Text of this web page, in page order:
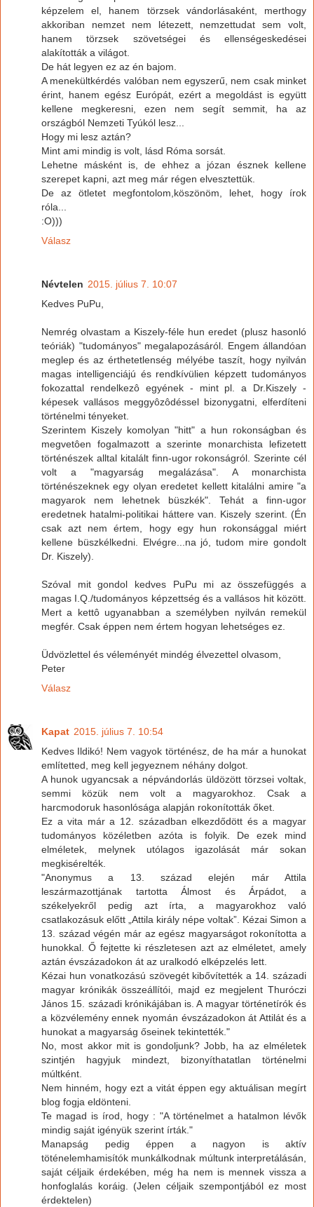
képzelem el, hanem törzsek vándorlásaként, merthogy
akkoriban nemzet nem létezett, nemzettudat sem volt,
hanem törzsek szövetségei és ellenségeskedései
alakították a világot.
De hát legyen ez az én bajom.
A menekültkérdés valóban nem egyszerű, nem csak minket
érint, hanem egész Európát, ezért a megoldást is együtt
kellene megkeresni, ezen nem segít semmit, ha az
országból Nemzeti Tyúkól lesz...
Hogy mi lesz aztán?
Mint ami mindig is volt, lásd Róma sorsát.
Lehetne másként is, de ehhez a józan észnek kellene
szerepet kapni, azt meg már régen elvesztettük.
De az ötletet megfontolom,köszönöm, lehet, hogy írok
róla...
:O)))
Válasz
Névtelen 2015. július 7. 10:07
Kedves PuPu,
Nemrég olvastam a Kiszely-féle hun eredet (plusz hasonló
teóriák) "tudományos" megalapozásáról. Engem állandóan
meglep és az érthetetlenség mélyébe taszít, hogy nyilván
magas intelligenciájú és rendkívülien képzett tudományos
fokozattal rendelkezô egyének - mint pl. a Dr.Kiszely -
képesek vallásos meggyôzôdéssel bizonygatni, elferdíteni
történelmi tényeket.
Szerintem Kiszely komolyan "hitt" a hun rokonságban és
megvetôen fogalmazott a szerinte monarchista lefizetett
történészek alltal kitalált finn-ugor rokonságról. Szerinte cél
volt a "magyarság megalázása". A monarchista
történészeknek egy olyan eredetet kellett kitalálni amire "a
magyarok nem lehetnek büszkék". Tehát a finn-ugor
eredetnek hatalmi-politikai háttere van. Kiszely szerint. (Én
csak azt nem értem, hogy egy hun rokonsággal miért
kellene büszkélkedni. Elvégre...na jó, tudom mire gondolt
Dr. Kiszely).
Szóval mit gondol kedves PuPu mi az összefüggés a
magas I.Q./tudományos képzettség és a vallásos hit között.
Mert a kettô ugyanabban a személyben nyilván remekül
megfér. Csak éppen nem értem hogyan lehetséges ez.
Üdvözlettel és véleményét mindég élvezettel olvasom,
Peter
Válasz
Kapat 2015. július 7. 10:54
Kedves Ildikó! Nem vagyok történész, de ha már a hunokat
említetted, meg kell jegyeznem néhány dolgot.
A hunok ugyancsak a népvándorlás üldözött törzsei voltak,
semmi közük nem volt a magyarokhoz. Csak a
harcmodoruk hasonlósága alapján rokonították őket.
Ez a vita már a 12. században elkezdődött és a magyar
tudományos közéletben azóta is folyik. De ezek mind
elméletek, melynek utólagos igazolását már sokan
megkisérelték.
"Anonymus a 13. század elején már Attila
leszármazottjának tartotta Álmost és Árpádot, a
székelyekről pedig azt írta, a magyarokhoz való
csatlakozásuk előtt „Attila király népe voltak”. Kézai Simon a
13. század végén már az egész magyarságot rokonította a
hunokkal. Ő fejtette ki részletesen azt az elméletet, amely
aztán évszázadokon át az uralkodó elképzelés lett.
Kézai hun vonatkozású szövegét kibővítették a 14. századi
magyar krónikák összeállítói, majd ez megjelent Thuróczi
János 15. századi krónikájában is. A magyar történetírók és
a közvélemény ennek nyomán évszázadokon át Attilát és a
hunokat a magyarság őseinek tekintették."
No, most akkor mit is gondoljunk? Jobb, ha az elméletek
szintjén hagyjuk mindezt, bizonyíthatatlan történelmi
múltként.
Nem hinném, hogy ezt a vitát éppen egy aktuálisan megírt
blog fogja eldönteni.
Te magad is írod, hogy : "A történelmet a hatalmon lévők
mindig saját igényük szerint írták."
Manapság pedig éppen a nagyon is aktív
töténelemhamisítók munkálkodnak múltunk interpretálásán,
saját céljaik érdekében, még ha nem is mennek vissza a
honfoglalás koráig. (Jelen céljaik szempontjából ez most
érdektelen)